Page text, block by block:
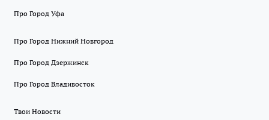
Про Город Уфа
Про Город Нижний Новгород
Про Город Дзержинск
Про Город Владивосток
Твои Новости